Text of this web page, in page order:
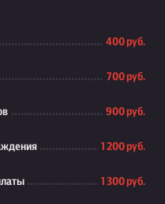
400 руб.
700 руб.
900 руб.
1 200 руб.
1 300 руб.